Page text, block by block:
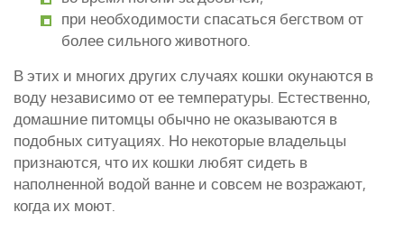
при необходимости спасаться бегством от
более сильного животного.
В этих и многих других случаях кошки окунаются в
воду независимо от ее температуры. Естественно,
домашние питомцы обычно не оказываются в
подобных ситуациях. Но некоторые владельцы
признаются, что их кошки любят сидеть в
наполненной водой ванне и совсем не возражают,
когда их моют.